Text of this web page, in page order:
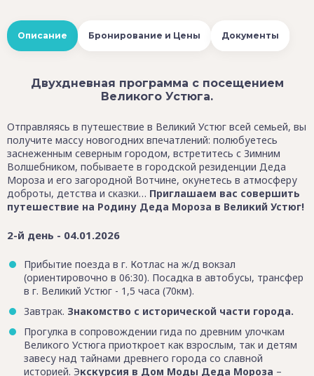
Описание Бронирование и Цены Документы
Двухдневная программа с посещением
Великого Устюга.
Отправляясь в путешествие в Великий Устюг всей семьей, вы
получите массу новогодних впечатлений: полюбуетесь
заснеженным северным городом, встретитесь с Зимним
Волшебником, побываете в городской резиденции Деда
Мороза и его загородной Вотчине, окунетесь в атмосферу
доброты, детства и сказки… Приглашаем вас совершить
путешествие на Родину Деда Мороза в Великий Устюг!
2-й день - 04.01.2026
Прибытие поезда в г. Котлас на ж/д вокзал
(ориентировочно в 06:30). Посадка в автобусы, трансфер
в г. Великий Устюг - 1,5 часа (70км).
Завтрак. Знакомство с исторической части города.
Прогулка в сопровождении гида по древним улочкам
Великого Устюга приоткроет как взрослым, так и детям
завесу над тайнами древнего города со славной
историей. Экскурсия в Дом Моды Деда Мороза –